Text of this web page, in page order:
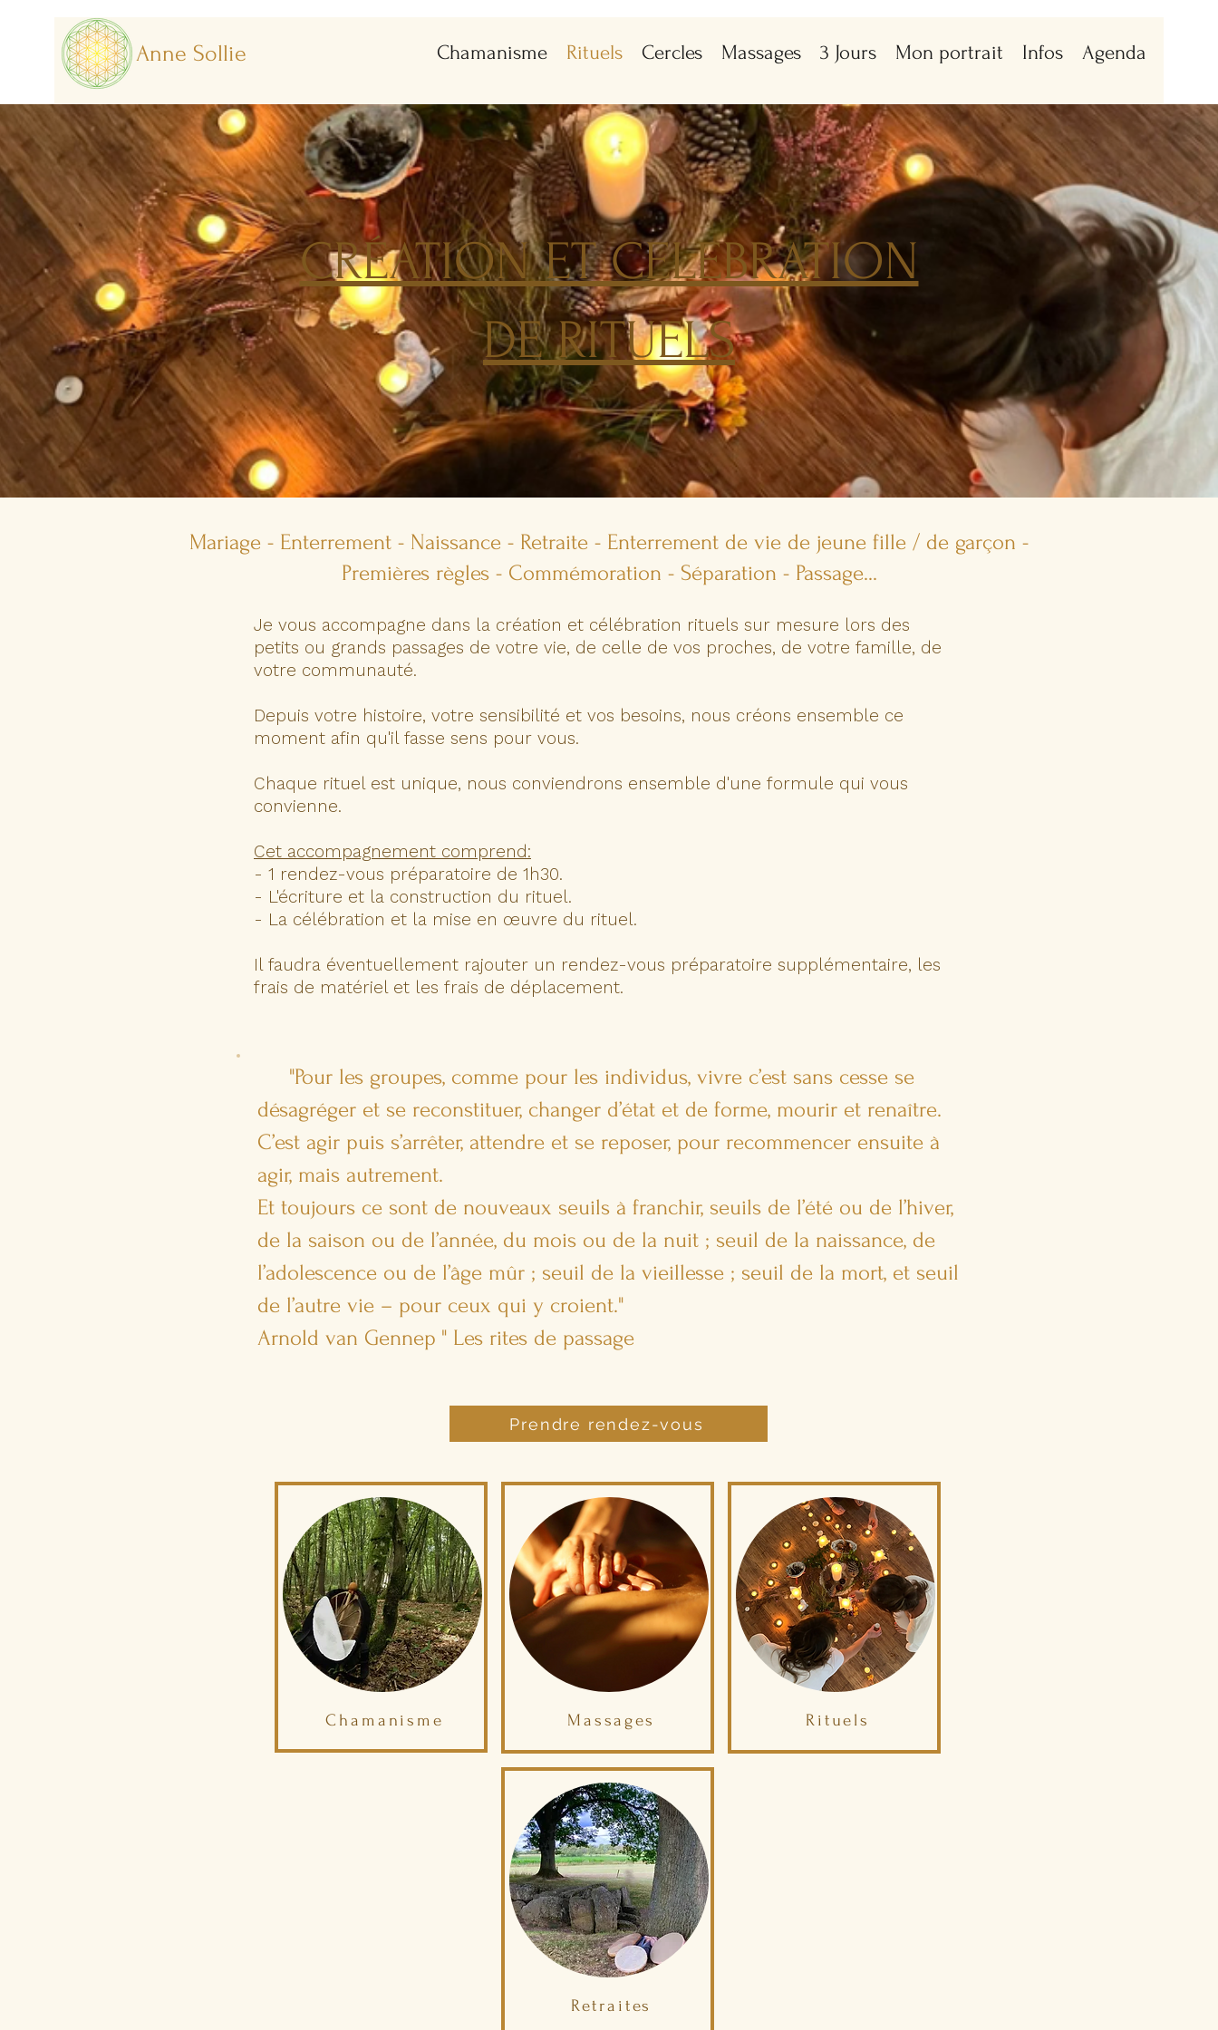
Anne Sollie Chamanisme Rituels Cercles Massages 3 Jours Mon portrait Infos Agenda
CRÉATION ET CELEBRATION
DE RITUELS
​​Mariage - Enterrement - Naissance - Retraite - Enterrement de vie de jeune fille / de garçon -
Premières règles - Commémoration - Séparation - Passage...
Je vous accompagne dans la création et célébration rituels sur mesure lors des
petits ou grands passages de votre vie, de celle de vos proches, de votre famille, de
votre communauté.
Depuis votre histoire, votre sensibilité et vos besoins, nous créons ensemble ce
moment afin qu'il fasse sens pour vous.
Chaque rituel est unique, nous conviendrons ensemble d'une formule qui vous
convienne.
Cet accompagnement comprend:
- 1 rendez-vous préparatoire de 1h30.
- L'écriture et la construction du rituel.
- La célébration et la mise en œuvre du rituel.
Il faudra éventuellement rajouter un rendez-vous préparatoire supplémentaire, les
frais de matériel et les frais de déplacement.
"Pour les groupes, comme pour les individus, vivre c’est sans cesse se
désagréger et se reconstituer, changer d’état et de forme, mourir et renaître.
C’est agir puis s’arrêter, attendre et se reposer, pour recommencer ensuite à
agir, mais autrement.
Et toujours ce sont de nouveaux seuils à franchir, seuils de l’été ou de l’hiver,
de la saison ou de l’année, du mois ou de la nuit ; seuil de la naissance, de
l’adolescence ou de l’âge mûr ; seuil de la vieillesse ; seuil de la mort, et seuil
de l’autre vie – pour ceux qui y croient."
Arnold van Gennep " Les rites de passage
Prendre rendez-vous
Chamanisme Massages Rituels
Retraites